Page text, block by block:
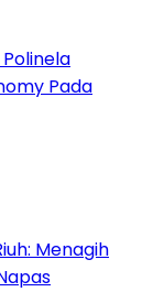
Polinela
Pada
Menagih